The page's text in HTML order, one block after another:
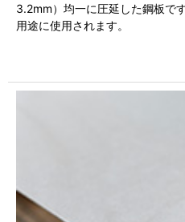
3.2mm）均一に圧延した鋼板で
用途に使用されます。